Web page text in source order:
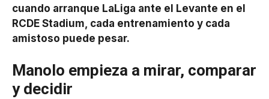
cuando arranque LaLiga ante el Levante en el
RCDE Stadium, cada entrenamiento y cada
amistoso puede pesar.
Manolo empieza a mirar, comparar
y decidir